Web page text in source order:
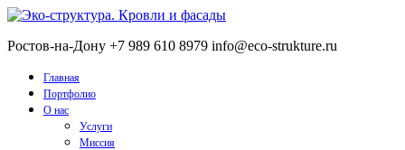
Ростов-на-Дону +7 989 610 8979 info@eco-strukture.ru
Главная
Портфолио
О нас
Услуги
Миссия